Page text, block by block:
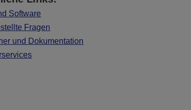
Software
Fragen
und Dokumentation